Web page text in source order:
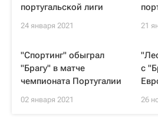
португальской лиги
24 января 2021 21
"Спортинг" обыграл
"Брагу" в матче
чемпионата Португалии
02 января 2021
с
26